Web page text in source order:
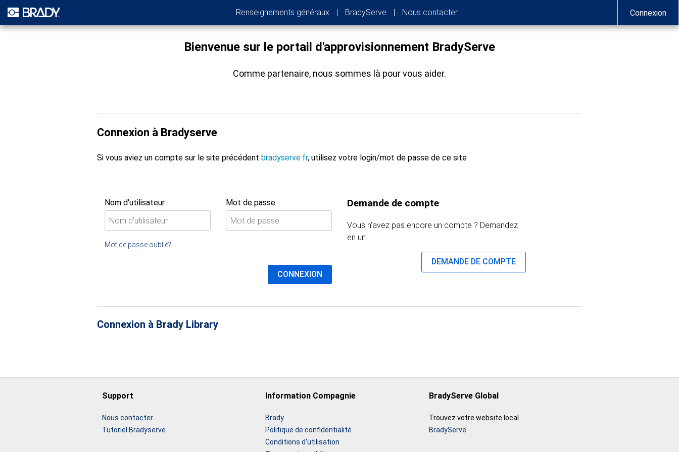
Connexion
Renseignements généraux | BradyServe | Nous contacter
Bienvenue sur le portail d'approvisionnement BradyServe
Comme partenaire, nous sommes là pour vous aider.
Connexion à Bradyserve
Si vous aviez un compte sur le site précédent bradyserve.fr, utilisez votre login/mot de passe de ce site
Nom d'utilisateur Mot de passe
Mot de passe oublié?
CONNEXION
Demande de compte
Vous n'avez pas encore un compte ? Demandez
en un.
DEMANDE DE COMPTE
Connexion à Brady Library
Support
Nous contacter
Tutoriel Bradyserve
Information Compagnie
Brady
Politique de confidentialité
Conditions d'utilisation
BradyServe Global
Trouvez votre website local
BradyServe